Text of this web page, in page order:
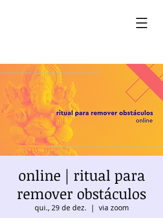
online | ritual para
remover obstáculos
qui., 29 de dez.
  |
via zoom